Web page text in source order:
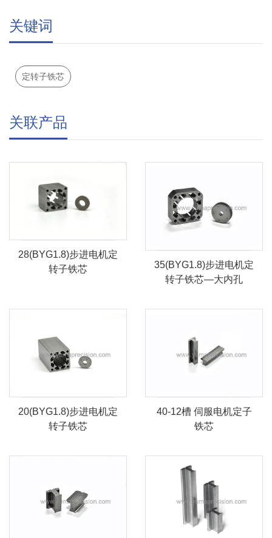
关键词
定转子铁芯
关联产品
28(BYG1.8)步进电机定
转子铁芯
35(BYG1.8)步进电机定
转子铁芯—大内孔
20(BYG1.8)步进电机定
转子铁芯
40-12槽 伺服电机定子
铁芯